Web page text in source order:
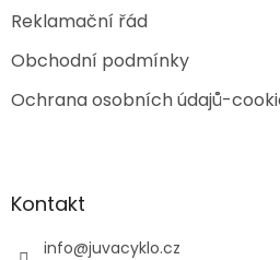
Reklamační řád
Obchodní podmínky
Ochrana osobních údajů-
Kontakt
info@juvacyklo.cz